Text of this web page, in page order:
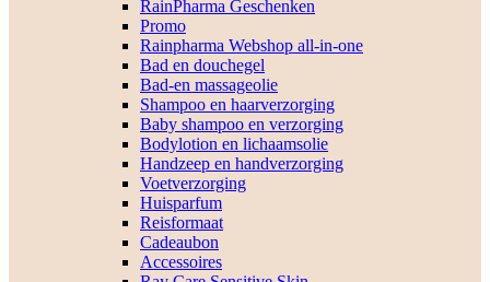
RainPharma Geschenken
Promo
Rainpharma Webshop all-in-one
Bad en douchegel
Bad-en massageolie
Shampoo en haarverzorging
Baby shampoo en verzorging
Bodylotion en lichaamsolie
Handzeep en handverzorging
Voetverzorging
Huisparfum
Reisformaat
Cadeaubon
Accessoires